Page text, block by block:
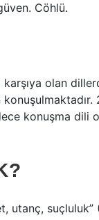
Cöhlü.
olan
konuşma dili
utanç, suçluluk”